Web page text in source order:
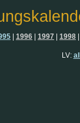
1996 1997 1998
LV: